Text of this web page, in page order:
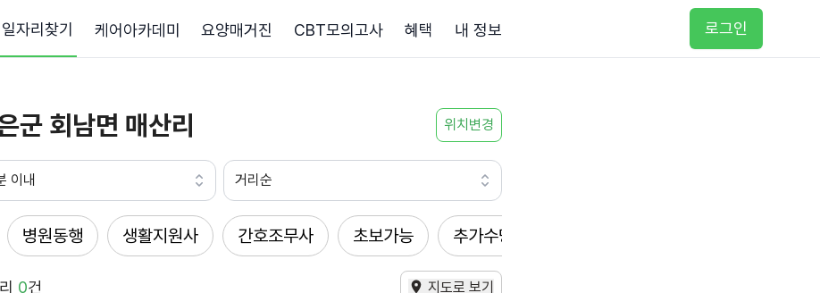
일자리찾기 케어아카데미 요양매거진 CBT모의고사 혜택 내 정보 로그인
군 회남면 매산리 위치변경
이내 거리순
병원동행 생활지원사 간호조무사 초보가능 추가수당
0건 지도로 보기